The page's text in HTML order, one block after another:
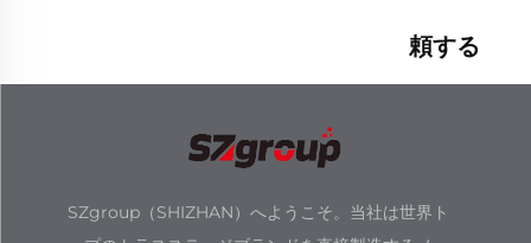
頼する
SZgroup（SHIZHAN）へようこそ。当社は世界ト